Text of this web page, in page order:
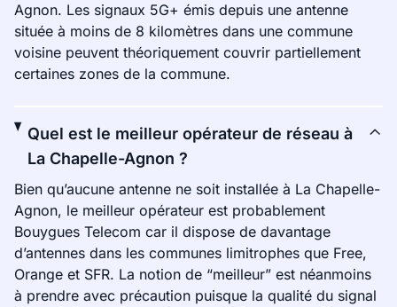
Agnon. Les signaux 5G+ émis depuis une antenne
située à moins de 8 kilomètres dans une commune
voisine peuvent théoriquement couvrir partiellement
certaines zones de la commune.
Quel est le meilleur opérateur de réseau à
La Chapelle-Agnon ?
Bien qu’aucune antenne ne soit installée à La Chapelle-
Agnon, le meilleur opérateur est probablement
Bouygues Telecom car il dispose de davantage
d’antennes dans les communes limitrophes que Free,
Orange et SFR. La notion de “meilleur” est néanmoins
à prendre avec précaution puisque la qualité du signal